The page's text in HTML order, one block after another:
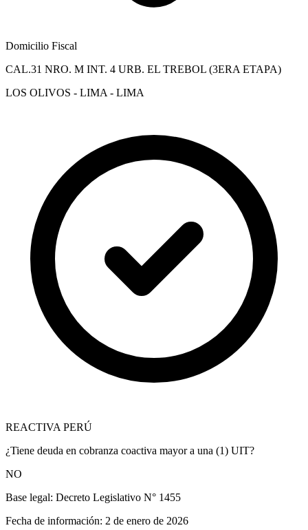
Domicilio Fiscal
CAL.31 NRO. M INT. 4 URB. EL TREBOL (3ERA ETAPA)
LOS OLIVOS - LIMA - LIMA
REACTIVA PERÚ
¿Tiene deuda en cobranza coactiva mayor a una (1) UIT?
NO
Base legal: Decreto Legislativo N° 1455
Fecha de información: 2 de enero de 2026